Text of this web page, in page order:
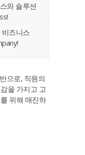
와 솔루션
즈니스
으로, 직원의
을 가지고 고
위해 매진하